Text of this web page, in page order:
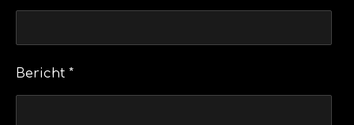
Bericht *